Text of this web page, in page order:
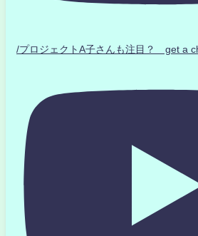
/プロジェクトA子さんも注目？ get a